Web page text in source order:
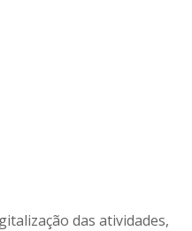
das atividades,